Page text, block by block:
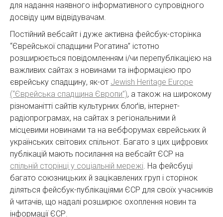
для надання наявного інформативного супровідного
досвіду цим відвідувачам.
Постійний вебсайт і дуже активна фейсбук-сторінка
“Єврейської спадщини Рогатина” істотно
розширюється повідомленням і/чи перепублікацією на
важливих сайтах з новинами та інформацією про
єврейську спадщину, як-от Jewish Heritage Europe
(“Єврейська спадщина Європи”), а також на широкому
різноманітті сайтів культурних блоґів, інтернет-
радіопрограмах, на сайтах з регіональними й
місцевими новинами та на вебфорумах єврейських й
українських світових спільнот. Багато з цих цифрових
публікацій мають посилання на вебсайт ЄСР на
спільній сторінці у соціальній мережі. На фейсбуці
багато союзницьких й зацікавлених груп і сторінок
діляться фейсбук-публікаціями ЄСР для своїх учасників
й читачів, що надалі розширює охоплення новин та
інформації ЄСР.